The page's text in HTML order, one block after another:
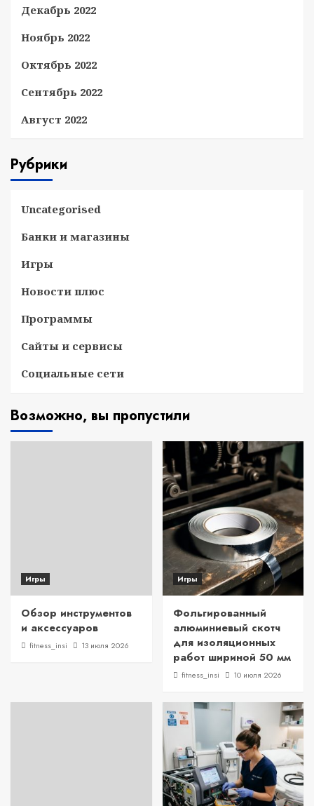
Декабрь 2022
Ноябрь 2022
Октябрь 2022
Сентябрь 2022
Август 2022
Рубрики
Uncategorised
Банки и магазины
Игры
Новости плюс
Программы
Сайты и сервисы
Социальные сети
Возможно, вы пропустили
Игры
Обзор инструментов
и аксессуаров
fitness_insi 13 июля 2026
Игры
Фольгированный
алюминиевый скотч
для изоляционных
работ шириной 50 мм
fitness_insi 10 июля 2026